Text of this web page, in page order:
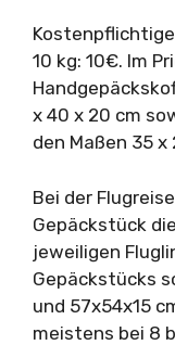
10 kg: 10€. Im
x 40 x 20 cm
den Maßen 35
Bei der
Gepäckstück
jeweiligen
Gepäckstücks
und 57x54x15
meistens bei 8